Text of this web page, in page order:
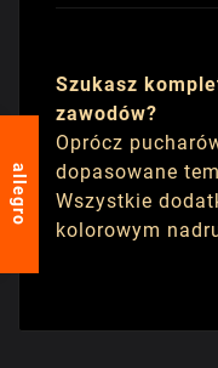
Szukasz
zawodów?
Oprócz
dopasowane
Wszystkie
kolorowym
allegro